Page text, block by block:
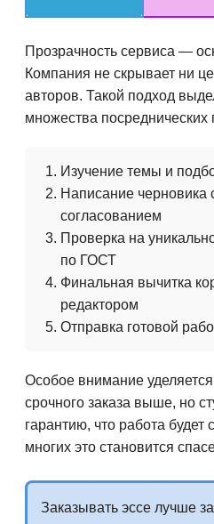
Прозрачность сервиса —
Компания не скрывает ни
авторов. Такой подход
множества посреднических
Изучение темы и
Написание черновика
согласованием
Проверка на
по ГОСТ
Финальная вычитка
редактором
Отправка готовой
Особое внимание
срочного заказа выше, но
гарантию, что работа
многих это становится
Заказывать эссе лучше